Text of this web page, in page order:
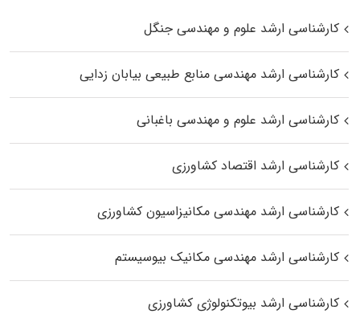
کارشناسی ارشد علوم و مهندسی جنگل
کارشناسی ارشد مهندسی منابع طبیعی بیابان زدایی
کارشناسی ارشد علوم و مهندسی باغبانی
کارشناسی ارشد اقتصاد کشاورزی
کارشناسی ارشد مهندسی مکانیزاسیون کشاورزی
کارشناسی ارشد مهندسی مکانیک بیوسیستم
کارشناسی ارشد بیوتکنولوژی کشاورزی